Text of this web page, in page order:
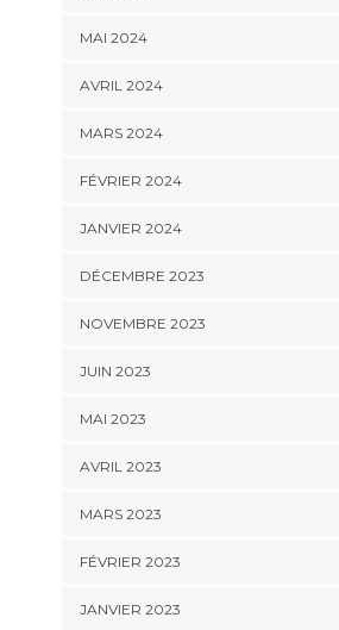
MAI 2024
AVRIL 2024
MARS 2024
FÉVRIER 2024
JANVIER 2024
DÉCEMBRE 2023
NOVEMBRE 2023
JUIN 2023
MAI 2023
AVRIL 2023
MARS 2023
FÉVRIER 2023
JANVIER 2023